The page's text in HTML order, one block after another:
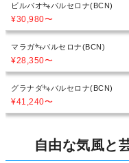
ビルバオ バルセロナ(BCN)
¥30,980〜
マラガ バルセロナ(BCN)
¥28,350〜
グラナダ バルセロナ(BCN)
¥41,240〜
自由な気風と